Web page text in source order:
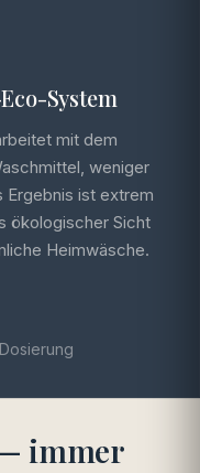
System
mit dem
weniger
Ergebnis ist extrem
ökologischer Sicht
Heimwäsche.
immer